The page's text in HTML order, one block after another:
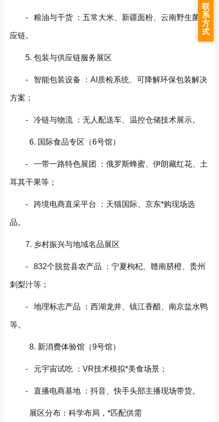
- 粮油与干货 ：五常大米、新疆面粉、云南野生菌供
应链。
5. 包装与供应链服务展区
- 智能包装设备 ：AI质检系统、可降解环保包装解决
方案；
- 冷链与物流 ：无人配送车、温控仓储技术展示。
6. 国际食品专区（6号馆）
- 一带一路特色展团 ：俄罗斯蜂蜜、伊朗藏红花、土
耳其干果等；
- 跨境电商直采平台 ：天猫国际、京东*购现场选
品。
7. 乡村振兴与地域名品展区
- 832个脱贫县农产品 ：宁夏枸杞、赣南脐橙、贵州
刺梨汁等；
- 地理标志产品 ：西湖龙井、镇江香醋、南京盐水鸭
等。
8. 新消费体验馆（9号馆）
- 元宇宙试吃 ：VR技术模拟*美食场景；
- 直播电商基地 ：抖音、快手头部主播现场带货。
展区分布：科学布局，*匹配供需
联
系
方
式